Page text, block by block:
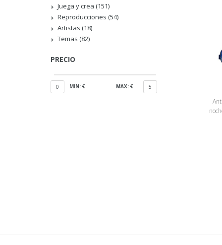
Juega y crea (151)
Reproducciones (54)
Artistas (18)
Temas (82)
PRECIO
0 MIN: € MAX: € 5